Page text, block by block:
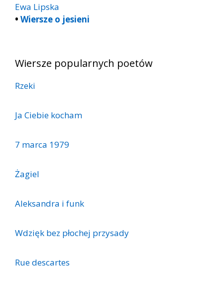
Ewa Lipska
• Wiersze o jesieni
Wiersze popularnych poetów
Rzeki
Ja Ciebie kocham
7 marca 1979
Żagiel
Aleksandra i funk
Wdzięk bez płochej przysady
Rue descartes